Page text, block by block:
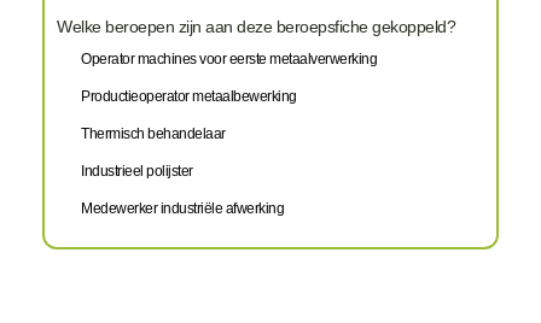
Welke beroepen zijn aan deze beroepsfiche gekoppeld?
Operator machines voor eerste metaalverwerking
Productieoperator metaalbewerking
Thermisch behandelaar
Industrieel polijster
Medewerker industriële afwerking